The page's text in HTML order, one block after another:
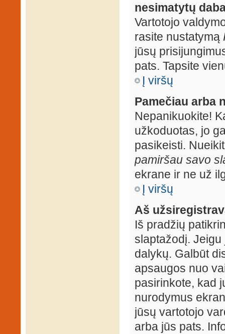
nesimatytų
Vartotojo
rasite nustatymą
jūsų
pats. Tapsite
Į viršų
Pamečiau arba
Nepanikuokite!
užkoduotas, jo
pasikeisti.
pamiršau savo
ekrane ir ne už
Į viršų
Aš
Iš pradžių
slaptažodį.
dalykų. Galbūt
apsaugos nuo
pasirinkote, kad
nurodymus
jūsų vartotojo
arba jūs pats.